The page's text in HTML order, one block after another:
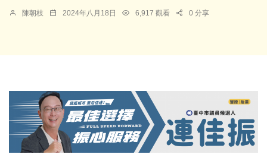
陳朝枝 2024年八月18日 6,917 觀看 0 分享